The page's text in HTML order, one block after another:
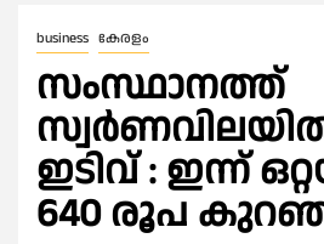
business കേരളം
സംസ്ഥാനത്ത്
ഇടിവ് : ഇന്ന്
640 രൂപ